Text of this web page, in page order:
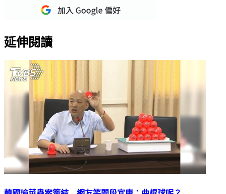
延伸閱讀